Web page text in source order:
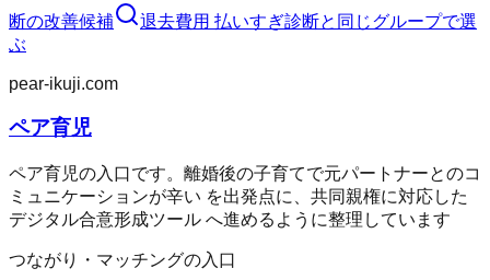
断の改善候補 退去費用 払いすぎ診断と同じグループで選
ぶ
pear-ikuji.com
ペア育児
ペア育児の入口です。離婚後の子育てで元パートナーとのコ
ミュニケーションが辛い を出発点に、共同親権に対応した
デジタル合意形成ツール へ進めるように整理しています
つながり・マッチングの入口